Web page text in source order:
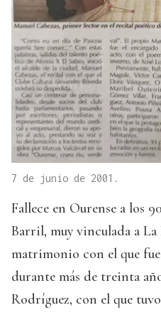
7 de junio de 2001.
Fallece en Ourense a los
Barril, muy vinculada a
matrimonio con el que
durante más de treinta
Rodríguez, con el que